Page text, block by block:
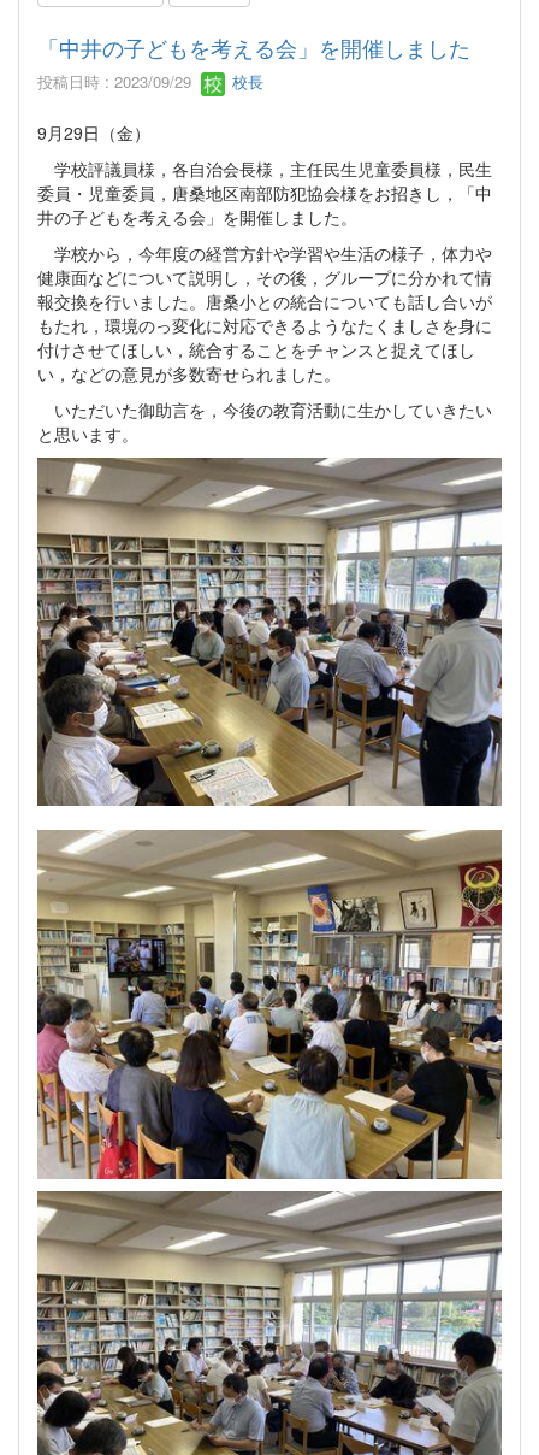
「中井の子どもを考える会」を開催しました
投稿日時 : 2023/09/29 校長
9月29日（金）
学校評議員様，各自治会長様，主任民生児童委員様，民生
委員・児童委員，唐桑地区南部防犯協会様をお招きし，「中
井の子どもを考える会」を開催しました。
学校から，今年度の経営方針や学習や生活の様子，体力や
健康面などについて説明し，その後，グループに分かれて情
報交換を行いました。唐桑小との統合についても話し合いが
もたれ，環境のっ変化に対応できるようなたくましさを身に
付けさせてほしい，統合することをチャンスと捉えてほし
い，などの意見が多数寄せられました。
いただいた御助言を，今後の教育活動に生かしていきたい
と思います。